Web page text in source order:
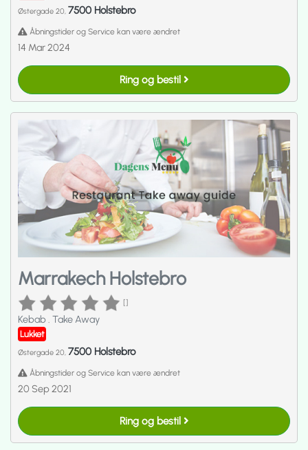
Østergade 20, 7500 Holstebro
Åbningstider og Service kan være ændret
14 Mar 2024
Ring og bestil
Marrakech Holstebro
[]
Kebab. Take Away
Lukket
Østergade 20, 7500 Holstebro
Åbningstider og Service kan være ændret
20 Sep 2021
Ring og bestil